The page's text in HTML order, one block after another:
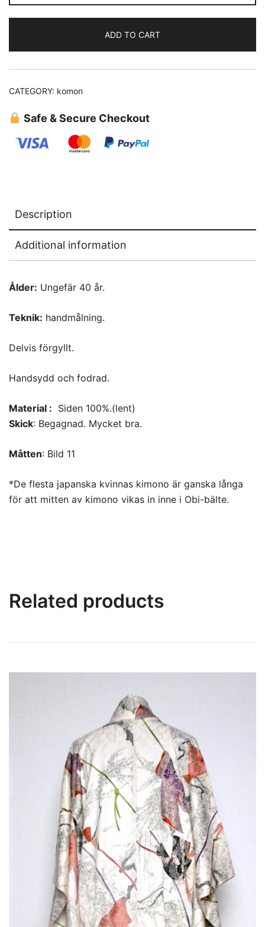
quantity
ADD TO CART
CATEGORY: komon
Safe & Secure Checkout
Description
Additional information
Ålder: Ungefär 40 år.
Teknik: handmålning.
Delvis förgyllt.
Handsydd och fodrad.
Material : Siden 100%.(lent)
Skick: Begagnad. Mycket bra.
Måtten: Bild 11
*De flesta japanska kvinnas kimono är ganska långa
för att mitten av kimono vikas in inne i Obi-bälte.
Related products